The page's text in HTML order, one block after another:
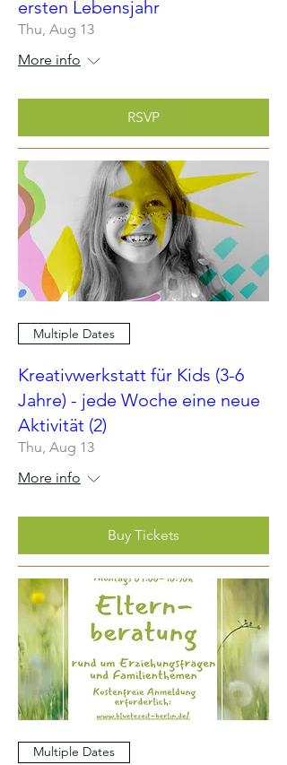
ersten Lebensjahr
Thu, Aug 13
More info
RSVP
Multiple Dates
Kreativwerkstatt für Kids (3-6
Jahre) - jede Woche eine neue
Aktivität (2)
Thu, Aug 13
More info
Buy Tickets
Multiple Dates